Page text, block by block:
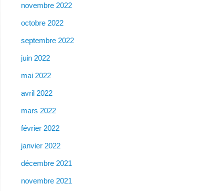
novembre 2022
octobre 2022
septembre 2022
juin 2022
mai 2022
avril 2022
mars 2022
février 2022
janvier 2022
décembre 2021
novembre 2021